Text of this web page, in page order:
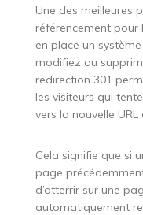
Une des meilleures
référencement pour
en place un
modifiez ou
redirection 301
les visiteurs qui
vers la nouvelle
Cela signifie que si
page
d’atterrir sur une
automatiquement